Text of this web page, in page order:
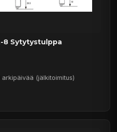
8 Sytytystulppa
(jälkitoimitus)